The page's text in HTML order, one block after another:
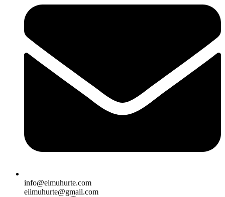
info@eimuhurte.com
eiimuhurte@gmail.com